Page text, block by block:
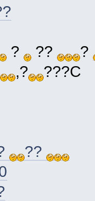
? ??
?
,? ???C
??